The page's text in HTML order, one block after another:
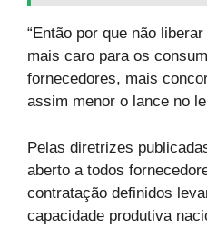
“Então por que não
mais caro para os
fornecedores, mais
assim menor o lance no
Pelas diretrizes
aberto a todos
contratação definidos
capacidade produtiva